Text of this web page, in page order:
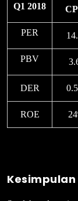
Q1 2018
PER
PBV
DER
ROE
Kesimpulan